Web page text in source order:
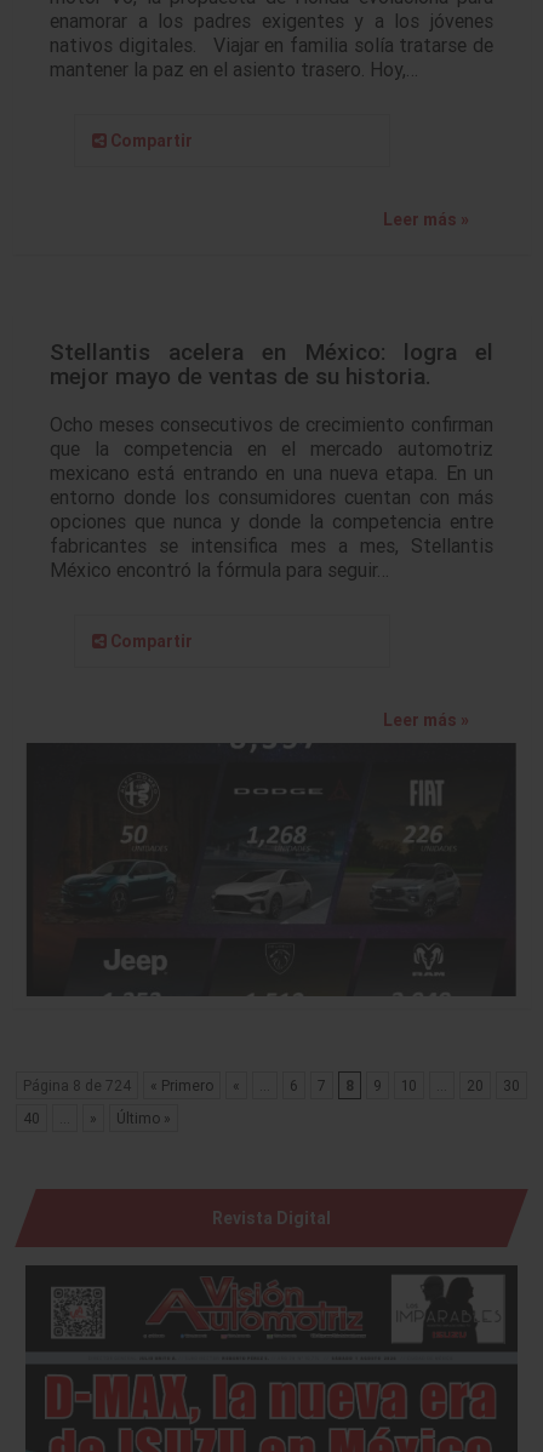
enamorar a los padres exigentes y a los jóvenes
nativos digitales. Viajar en familia solía tratarse de
mantener la paz en el asiento trasero. Hoy,…
Compartir
Leer más »
Stellantis acelera en México: logra el
mejor mayo de ventas de su historia.
Ocho meses consecutivos de crecimiento confirman
que la competencia en el mercado automotriz
mexicano está entrando en una nueva etapa. En un
entorno donde los consumidores cuentan con más
opciones que nunca y donde la competencia entre
fabricantes se intensifica mes a mes, Stellantis
México encontró la fórmula para seguir…
Compartir
Leer más »
Página 8 de 724 « Primero « 6 7 8 9 10 20
30
40
» Último »
Revista Digital